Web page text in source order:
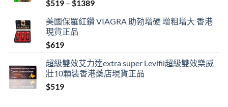
$519 – $1389Price
$519
美國保羅紅鑽 VIAGRA 助勃增硬 增粗增大 香港
現貨正品
$619
超級雙效艾力達extra super Levifil超級雙效樂威
壯10顆裝香港藥店現貨正品
$519